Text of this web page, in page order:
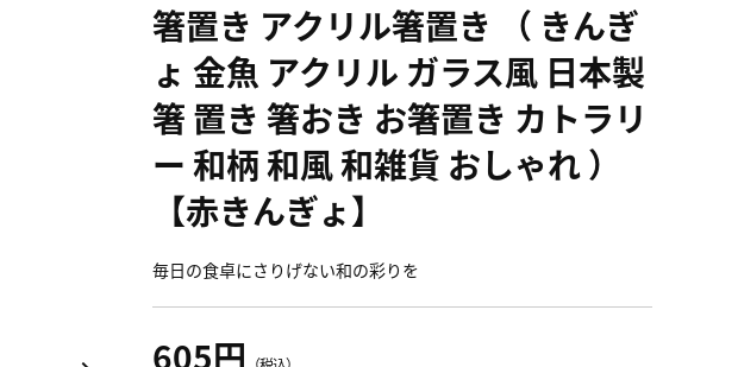
箸置き アクリル箸置き （ きんぎ
ょ 金魚 アクリル ガラス風 日本製
箸 置き 箸おき お箸置き カトラリ
ー 和柄 和風 和雑貨 おしゃれ ）
【赤きんぎょ】
毎日の食卓にさりげない和の彩りを
605円